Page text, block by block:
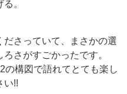
。
さっていて、まさかの選
さがすごかったです。
の構図で語れてとても楽し
い!!